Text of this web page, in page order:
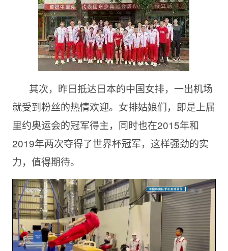
其次，昨日抵达日本的中国女排，一出机场
就受到粉丝的热情欢迎。女排姑娘们，即是上届
里约奥运会的冠军得主，同时也在2015年和
2019年两次夺得了世界杯冠军，这样强劲的实
力，值得期待。